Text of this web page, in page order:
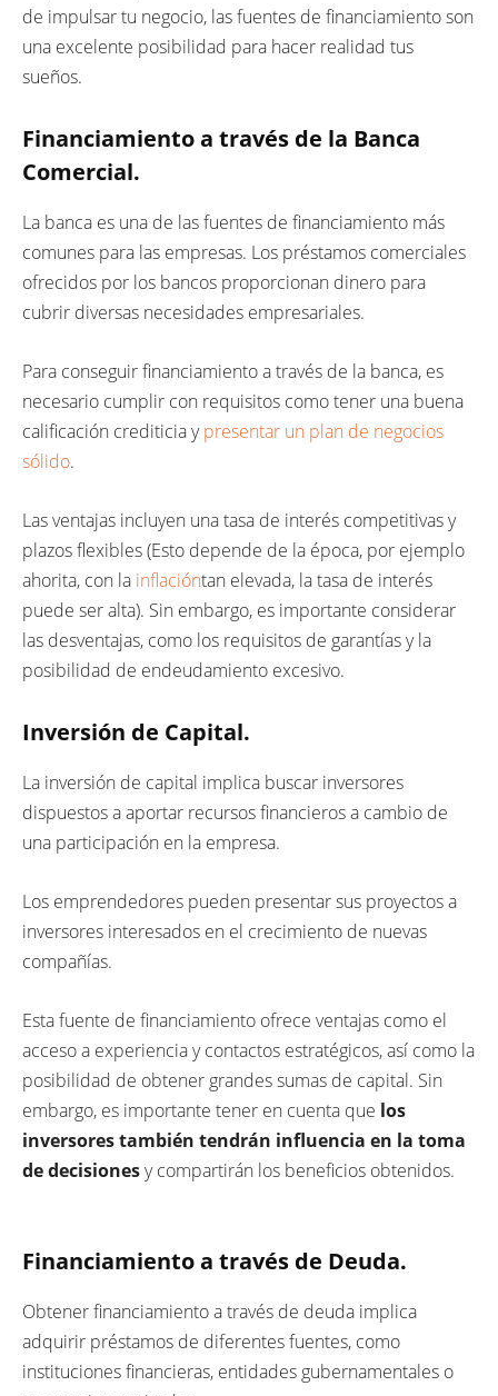
de impulsar tu negocio, las fuentes de financiamiento son
una excelente posibilidad para hacer realidad tus
sueños.
Financiamiento a través de la Banca
Comercial.
La banca es una de las fuentes de financiamiento más
comunes para las empresas. Los préstamos comerciales
ofrecidos por los bancos proporcionan dinero para
cubrir diversas necesidades empresariales.
Para conseguir financiamiento a través de la banca, es
necesario cumplir con requisitos como tener una buena
calificación crediticia ypresentar un plan de negocios
sólido.
Las ventajas incluyen una tasa de interés competitivas y
plazos flexibles (Esto depende de la época, por ejemplo
ahorita, con la inflacióntan elevada, la tasa de interés
puede ser alta). Sin embargo, es importante considerar
las desventajas, como los requisitos de garantías y la
posibilidad de endeudamiento excesivo.
Inversión de Capital.
La inversión de capital implica buscar inversores
dispuestos a aportar recursos financieros a cambio de
una participación en la empresa.
Los emprendedores pueden presentar sus proyectos a
inversores interesados en el crecimiento de nuevas
compañías.
Esta fuente de financiamiento ofrece ventajas como el
acceso a experiencia y contactos estratégicos, así como la
posibilidad de obtener grandes sumas de capital. Sin
embargo, es importante tener en cuenta que los
inversores también tendrán influencia en la toma
de decisionesy compartirán los beneficios obtenidos.
Financiamiento a través de Deuda.
Obtener financiamiento a través de deuda implica
adquirir préstamos de diferentes fuentes, como
instituciones financieras, entidades gubernamentales o